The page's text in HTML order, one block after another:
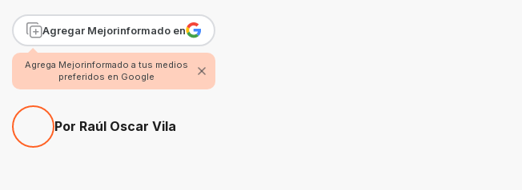
Agregar Mejorinformado en
Agrega Mejorinformado a tus medios
preferidos en Google
Por Raúl Oscar Vila